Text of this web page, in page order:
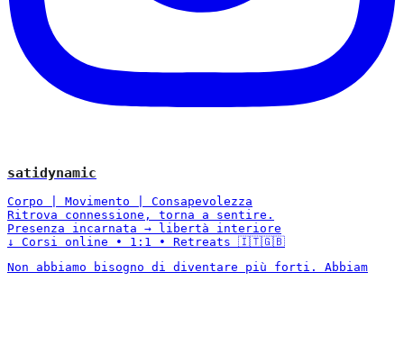
satidynamic
Corpo | Movimento | Consapevolezza
Ritrova connessione, torna a sentire.
Presenza incarnata → libertà interiore
↓ Corsi online • 1:1 • Retreats 🇮🇹🇬🇧
Non abbiamo bisogno di diventare più forti. Abbiam